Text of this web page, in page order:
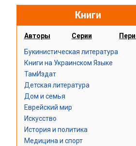
Книги
Авторы Серии
Букинистическая литература
Книги на Украинском Языке
ТамИздат
Детская литература
Дом и семья
Еврейский мир
Искусство
История и политика
Медицина и спорт